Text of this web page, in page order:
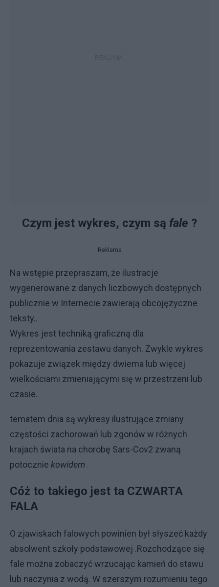
Czym jest wykres, czym są fale ?
Reklama
Na wstępie przepraszam, że ilustracje
wygenerowane z danych liczbowych dostępnych
publicznie w Internecie zawierają obcojęzyczne
teksty..
Wykres jest techniką graficzną dla
reprezentowania zestawu danych. Zwykle wykres
pokazuje związek między dwiema lub więcej
wielkościami zmieniającymi się w przestrzeni lub
czasie.
tematem dnia są wykresy ilustrujące zmiany
częstości zachorowań lub zgonów w różnych
krajach świata na chorobę Sars-Cov2 zwaną
potocznie kowidem .
Cóż to takiego jest ta CZWARTA
FALA
O zjawiskach falowych powinien był słyszeć każdy
absolwent szkoły podstawowej .Rozchodzące się
fale można zobaczyć wrzucając kamień do stawu
lub naczynia z wodą. W szerszym rozumieniu tego